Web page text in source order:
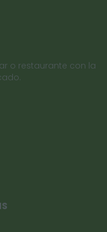
o restaurante con la